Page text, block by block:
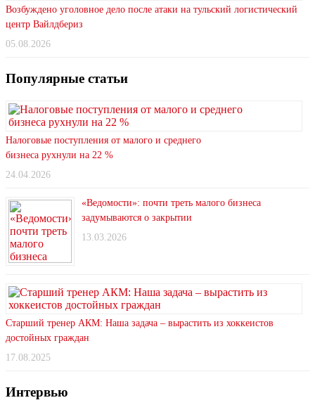
Возбуждено уголовное дело после атаки на тульский логистический
центр Вайлдбериз
05.08.2026
Популярные статьи
Налоговые поступления от малого и среднего
бизнеса рухнули на 22 %
24.04.2026
«Ведомости»: почти треть малого бизнеса
задумываются о закрытии
13.03.2026
Старший тренер АКМ: Наша задача – вырастить из хоккеистов
достойных граждан
17.08.2025
Интервью